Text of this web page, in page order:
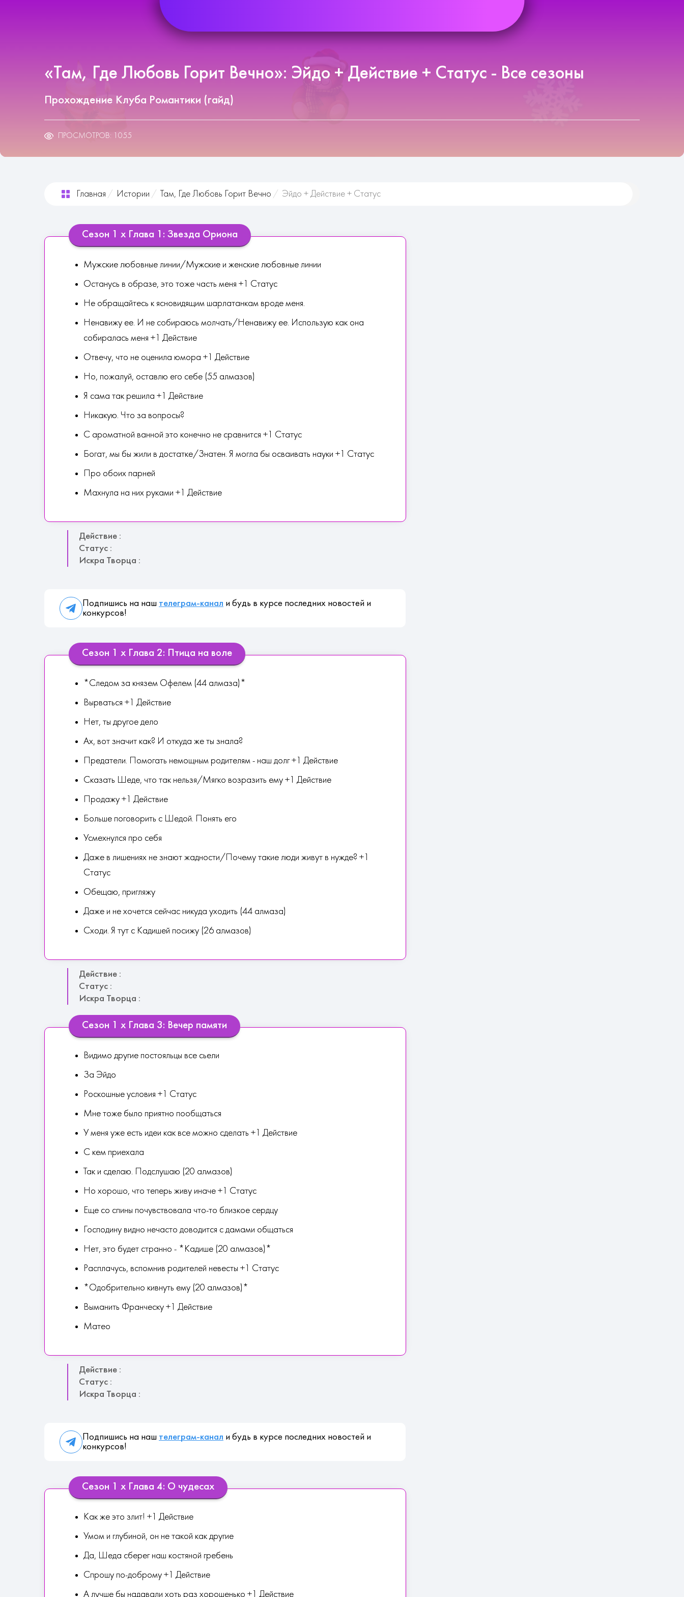
«Там, Где Любовь Горит Вечно»: Эйдо + Действие + Статус - Все сезоны
Прохождение Клуба Романтики (гайд)
ПРОСМОТРОВ: 1055
Главная Истории Там, Где Любовь Горит Вечно Эйдо + Действие + Статус
Сезон 1 х Глава 1: Звезда Ориона
Мужские любовные линии/Мужские и женские любовные линии
Останусь в образе, это тоже часть меня +1 Статус
Не обращайтесь к ясновидящим шарлатанкам вроде меня.
Ненавижу ее. И не собираюсь молчать/Ненавижу ее. Использую как она
собиралась меня +1 Действие
Отвечу, что не оценила юмора +1 Действие
Но, пожалуй, оставлю его себе (55 алмазов)
Я сама так решила +1 Действие
Никакую. Что за вопросы?
С ароматной ванной это конечно не сравнится +1 Статус
Богат, мы бы жили в достатке/Знатен. Я могла бы осваивать науки +1 Статус
Про обоих парней
Махнула на них руками +1 Действие
Действие :
Статус :
Искра Творца :
Подпишись на наш телеграм-канал и будь в курсе последних новостей и
конкурсов!
Сезон 1 х Глава 2: Птица на воле
*Следом за князем Офелем (44 алмаза)*
Вырваться +1 Действие
Нет, ты другое дело
Ах, вот значит как? И откуда же ты знала?
Предатели. Помогать немощным родителям - наш долг +1 Действие
Сказать Шеде, что так нельзя/Мягко возразить ему +1 Действие
Продажу +1 Действие
Больше поговорить с Шедой. Понять его
Усмехнулся про себя
Даже в лишениях не знают жадности/Почему такие люди живут в нужде? +1
Статус
Обещаю, пригляжу
Даже и не хочется сейчас никуда уходить (44 алмаза)
Сходи. Я тут с Кадишей посижу (26 алмазов)
Действие :
Статус :
Искра Творца :
Сезон 1 х Глава 3: Вечер памяти
Видимо другие постояльцы все сьели
За Эйдо
Роскошные условия +1 Статус
Мне тоже было приятно пообщаться
У меня уже есть идеи как все можно сделать +1 Действие
С кем приехала
Так и сделаю. Подслушаю (20 алмазов)
Но хорошо, что теперь живу иначе +1 Статус
Еще со спины почувствовала что-то близкое сердцу
Господину видно нечасто доводится с дамами общаться
Нет, это будет странно - *Кадише (20 алмазов)*
Расплачусь, вспомнив родителей невесты +1 Статус
*Одобрительно кивнуть ему (20 алмазов)*
Выманить Франческу +1 Действие
Матео
Действие :
Статус :
Искра Творца :
Подпишись на наш телеграм-канал и будь в курсе последних новостей и
конкурсов!
Сезон 1 х Глава 4: О чудесах
Как же это злит! +1 Действие
Умом и глубиной, он не такой как другие
Да, Шеда сберег наш костяной гребень
Спрошу по-доброму +1 Действие
А лучше бы надавали хоть раз хорошенько +1 Действие